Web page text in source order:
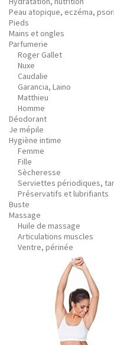
Peau atopique, eczéma,
Pieds
Mains et ongles
Parfumerie
Roger Gallet
Nuxe
Caudalie
Garancia, Laino
Matthieu
Homme
Déodorant
Je mépile
Hygiène intime
Femme
Fille
Sècheresse
Serviettes périodiques,
Préservatifs et lubrifiants
Buste
Massage
Huile de massage
Articulations muscles
Ventre, périnée